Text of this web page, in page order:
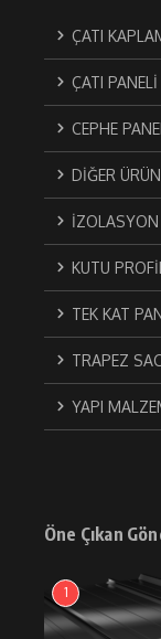
ÇATI
ÇATI PANELİ
CEPHE
DİĞER
İZOLASYON
KUTU PROFİL
TEK KAT
TRAPEZ
YAPI
Öne Çıkan
1